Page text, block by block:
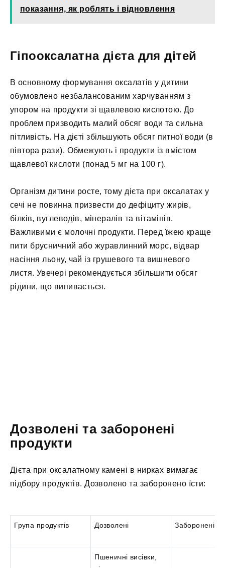
показання, як роблять і відновлення
Гіпооксалатна дієта для дітей
В основному формування оксалатів у дитини
обумовлено незбалансованим харчуванням з
упором на продукти зі щавлевою кислотою. До
проблем призводить малий обсяг води та сильна
пітливість. На дієті збільшують обсяг питної води (в
півтора рази). Обмежують і продукти із вмістом
щавлевої кислоти (понад 5 мг на 100 г).
Організм дитини росте, тому дієта при оксалатах у
сечі не повинна призвести до дефіциту жирів,
білків, вуглеводів, мінералів та вітамінів.
Важливими є молочні продукти. Перед їжею краще
пити брусничний або журавлинний морс, відвар
насіння льону, чай із грушевого та вишневого
листя. Увечері рекомендується збільшити обсяг
рідини, що випивається.
Дозволені та заборонені
продукти
Дієта при оксалатному камені в нирках вимагає
підбору продуктів. Дозволено та заборонено їсти:
Група продуктів Дозволені Заборонені
Пшеничні висівки,